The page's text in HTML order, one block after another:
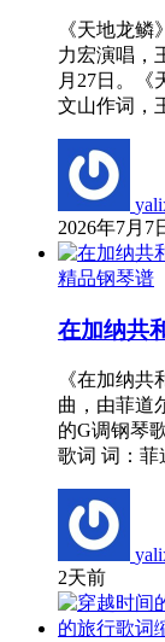
《天地龙
力宏演唱，
月27日。《
文山作词，
2026年7月7
精品钢琴谱
在加纳共
《在加纳
曲，由菲道
的G调钢琴
歌词 词：
2天前